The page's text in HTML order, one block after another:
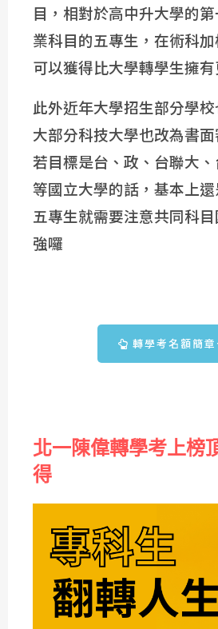
目，相對於高中升大學的
業科目的五專生，在術科加
可以獲得比大學轉學生擁
此外近年大學招生部分學校
大部分科技大學也改為書
若目標是台、政、台聯大
等國立大學的話，基本上還
五專生就需要注意共同科
強囉
轉學考名額簡章
北一陳偉轉學考上榜
得